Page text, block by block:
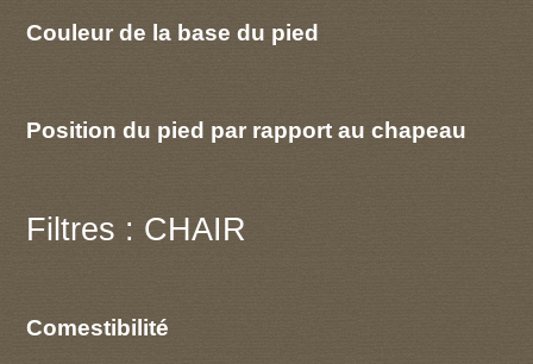
Couleur de la base du pied
Position du pied par rapport au chapeau
Filtres : CHAIR
Comestibilité